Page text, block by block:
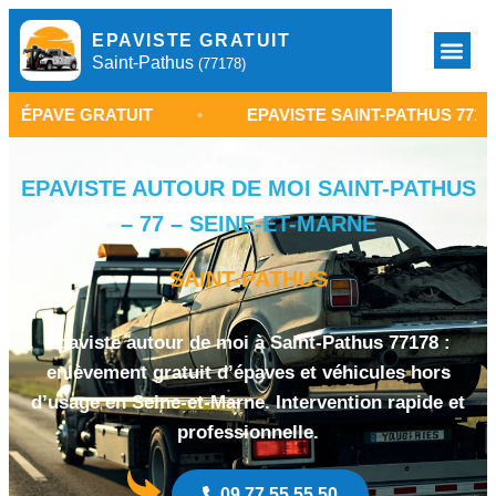
EPAVISTE GRATUIT
Saint-Pathus (77178)
• EPAVISTE SAINT-PATHUS 77178 •
EPAVISTE AUTOUR DE MOI SAINT-PATHUS
– 77 – SEINE-ET-MARNE
SAINT-PATHUS
Epaviste autour de moi à Saint-Pathus 77178 :
enlèvement gratuit d’épaves et véhicules hors
d’usage en Seine-et-Marne. Intervention rapide et
professionnelle.